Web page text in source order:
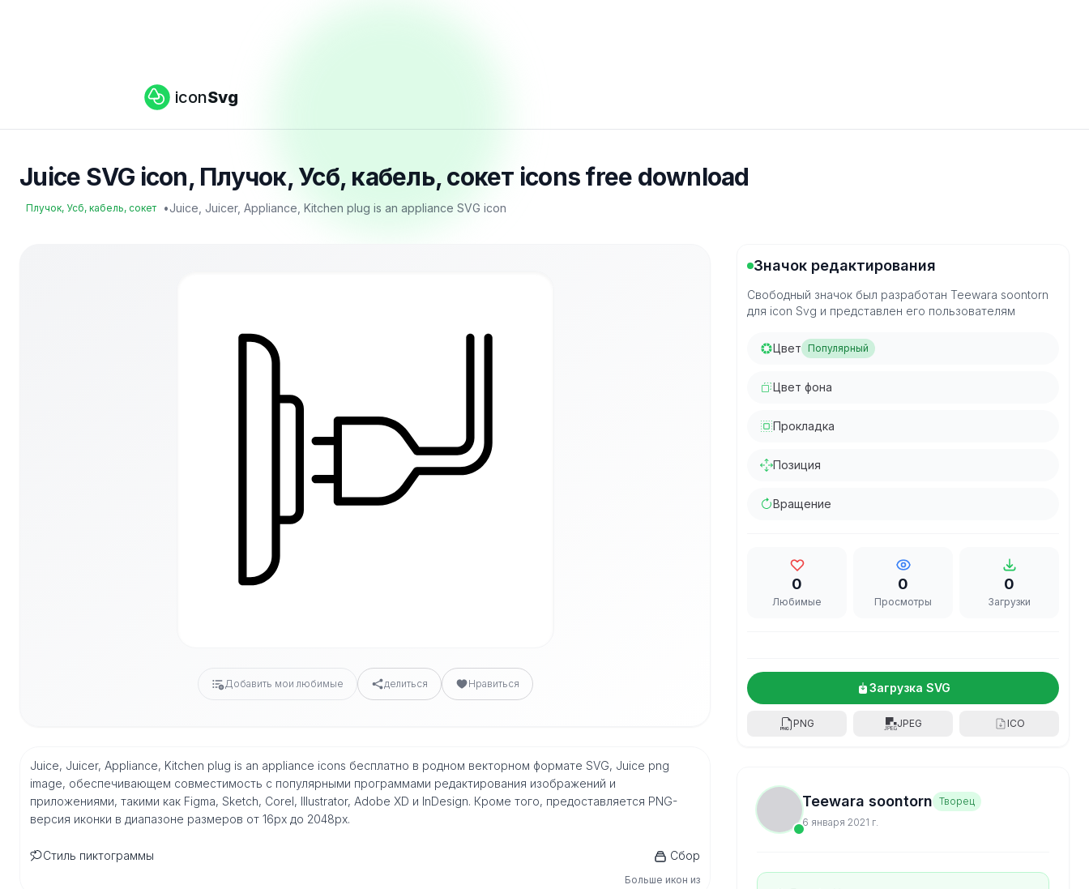
iconSvg
Juice SVG icon, Плучок, Усб, кабель, сокет icons free download
Плучок, Усб, кабель, сокет •Juice, Juicer, Appliance, Kitchen plug is an appliance SVG icon
Добавить мои любимые делиться Нравиться
Juice, Juicer, Appliance, Kitchen plug is an appliance icons бесплатно в родном векторном формате SVG, Juice png
image, обеспечивающем совместимость с популярными программами редактирования изображений и
приложениями, такими как Figma, Sketch, Corel, Illustrator, Adobe XD и InDesign. Кроме того, предоставляется PNG-
версия иконки в диапазоне размеров от 16px до 2048px.
Стиль пиктограммы Сбор
Больше икон из
Значок редактирования
Свободный значок был разработан Teewara soontorn
для icon Svg и представлен его пользователям
Цвет Популярный
Цвет фона
Прокладка
Позиция
Вращение
0
Любимые
0
Просмотры
0
Загрузки
Загрузка SVG
PNG JPEG ICO
Teewara soontorn Творец
6 января 2021 г.